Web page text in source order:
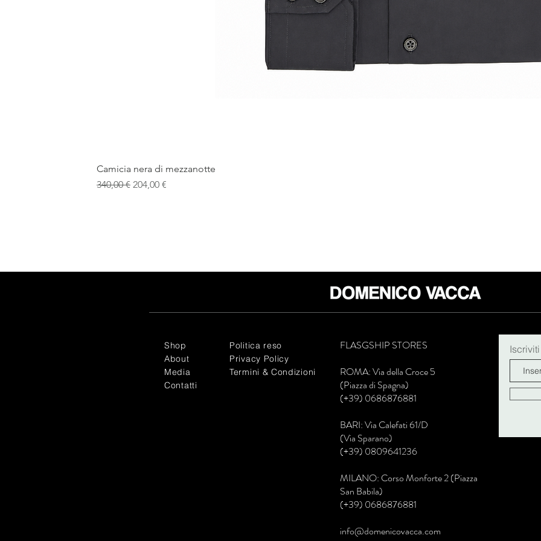
Camicia nera di mezzanotte
Prezzo regolare
340,00 € Prezzo scontato
204,00 €
Shop
About
Media
Contatti
Politica reso
Privacy Policy
Termini & Condizioni
FLASGSHIP STORES
ROMA: Via della Croce 5
(Piazza di Spagna)
(+39) 0686876881
BARI: Via Calefati 61/D
(Via Sparano)
(+39) 0809641236
MILANO: Corso Monforte 2 (Piazza
San Babila)
(+39) 0686876881
info@domenicovacca.com